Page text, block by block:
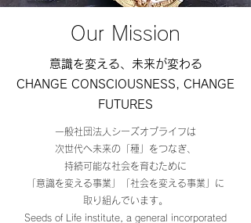
Our Mission
意識を変える、未来が変わる
CHANGE CONSCIOUSNESS, CHANGE
FUTURES
一般社団法人シーズオブライフは
次世代へ未来の「種」をつなぎ、
持続可能な社会を育むために
「意識を変える事業」「社会を変える事業」に
取り組んでいます。
Seeds of Life institute, a general incorporated